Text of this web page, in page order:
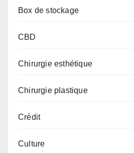
Box de stockage
CBD
Chirurgie esthétique
Chirurgie plastique
Crédit
Culture